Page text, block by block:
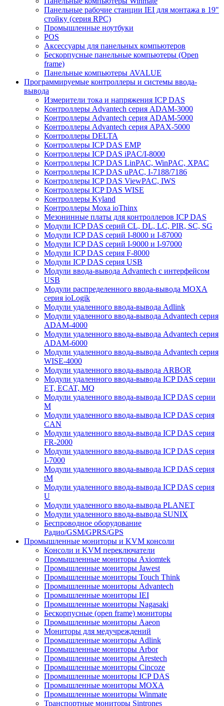
Панельные рабочие станции IEI для монтажа в 19"
стойку (серия RPC)
Промышленные ноутбуки
POS
Аксессуары для панельных компьютеров
Бескорпусные панельные компьютеры (Open
frame)
Панельные компьютеры AVALUE
Программируемые контроллеры и системы ввода-
вывода
Измерители тока и напряжения ICP DAS
Контроллеры Advantech серия ADAM-3000
Контроллеры Advantech серия ADAM-5000
Контроллеры Advantech серия APAX-5000
Контроллеры DELTA
Контроллеры ICP DAS EMP
Контроллеры ICP DAS iPAC/I-8000
Контроллеры ICP DAS LinPAC, WinPAC, XPAC
Контроллеры ICP DAS uPAC, I-7188/7186
Контроллеры ICP DAS ViewPAC, IWS
Контроллеры ICP DAS WISE
Контроллеры Kyland
Контроллеры Moxa ioThinx
Мезонинные платы для контроллеров ICP DAS
Модули ICP DAS серий CL, DL, LC, PIR, SC, SG
Модули ICP DAS серий I-8000 и I-87000
Модули ICP DAS серий I-9000 и I-97000
Модули ICP DAS серия F-8000
Модули ICP DAS серия USB
Модули ввода-вывода Advantech с интерфейсом
USB
Модули распределенного ввода-вывода MOXA
серия ioLogik
Модули удаленного ввода-вывода Adlink
Модули удаленного ввода-вывода Advantech серия
ADAM-4000
Модули удаленного ввода-вывода Advantech серия
ADAM-6000
Модули удаленного ввода-вывода Advantech серия
WISE-4000
Модули удаленного ввода-вывода ARBOR
Модули удаленного ввода-вывода ICP DAS серии
ET, ECAT, MQ
Модули удаленного ввода-вывода ICP DAS серии
M
Модули удаленного ввода-вывода ICP DAS серия
CAN
Модули удаленного ввода-вывода ICP DAS серия
FR-2000
Модули удаленного ввода-вывода ICP DAS серия
I-7000
Модули удаленного ввода-вывода ICP DAS серия
tM
Модули удаленного ввода-вывода ICP DAS серия
U
Модули удаленного ввода-вывода PLANET
Модули удаленного ввода-вывода SUNIX
Беспроводное оборудование
Радио/GSM/GPRS/GPS
Промышленные мониторы и KVM консоли
Консоли и KVM переключатели
Промышленные мониторы Axiomtek
Промышленные мониторы Jawest
Промышленные мониторы Touch Think
Промышленные мониторы Advantech
Промышленные мониторы IEI
Промышленные мониторы Nagasaki
Бескорпусные (open frame) мониторы
Промышленные мониторы Aaeon
Мониторы для медучреждений
Промышленные мониторы Adlink
Промышленные мониторы Arbor
Промышленные мониторы Arestech
Промышленные мониторы Cincoze
Промышленные мониторы ICP DAS
Промышленные мониторы MOXA
Промышленные мониторы Winmate
Транспортные мониторы Sintrones